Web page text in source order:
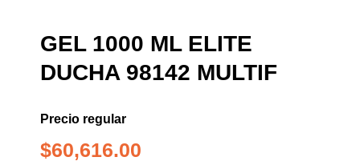
GEL 1000 ML ELITE
DUCHA 98142 MULTIF
Precio regular
$60,616.00